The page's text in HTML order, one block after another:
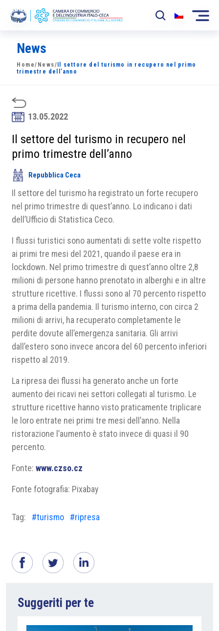
La Camera
News
Sviluppo Mercato
Soci
Partner
Progetti
Area riservata
News
Home/ News/ Il settore del turismo in recupero nel primo
trimestre dell’anno
13.05.2022
Il settore del turismo in recupero nel
primo trimestre dell’anno
Repubblica Ceca
Il settore del turismo ha registrato un forte recupero
nel primo trimestre di quest’anno. Lo indicano i dati
dell’Ufficio di Statistica Ceco.
I flussi turistici sono aumentati di sette volte rispetto
ai primi tre mesi del 2021, quando il paese era in
lockdown. Nel primo trimestre di quest’anno oltre 2,8
milioni di persone hanno prenotato in alberghi e in altre
strutture ricettive. I flussi sono al 70 percento rispetto
a prima della pandemia. Il turismo interno, con circa 2
milioni di arrivi, ha recuperato completamente le
perdite dovute all’emergenza sanitaria. Gli arrivi
dall’estero sono invece ancora del 60 percento inferiori
rispetto al 2019.
La ripresa dei flussi ha generato anche un forte
aumento dei ricavi nei settori collegati al turismo. Le
strutture ricettive hanno visto praticamente triplicare
le loro entrate nei primi tre mesi dell’anno. Nella
ristorazione l’aumento è stato invece di quasi il 90
percento.
Fonte: www.czso.cz
Fonte fotografia: Pixabay
Tag: #turismo #ripresa
Suggeriti per te